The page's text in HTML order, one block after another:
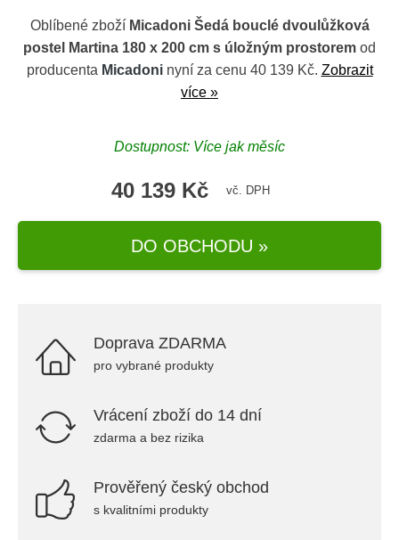
Oblíbené zboží Micadoni Šedá bouclé dvoulůžková
postel Martina 180 x 200 cm s úložným prostorem od
producenta Micadoninyní za cenu 40 139 Kč. Zobrazit
více »
Dostupnost: Více jak měsíc
40 139 Kč vč. DPH
DO OBCHODU »
Doprava ZDARMA
pro vybrané produkty
Vrácení zboží do 14 dní
zdarma a bez rizika
Prověřený český obchod
s kvalitními produkty